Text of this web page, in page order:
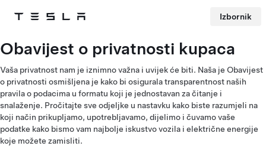
Tesla Izbornik
Obavijest o privatnosti kupaca
Vaša privatnost nam je iznimno važna i uvijek će biti. Naša je Obavijest
o privatnosti osmišljena je kako bi osigurala transparentnost naših
pravila o podacima u formatu koji je jednostavan za čitanje i
snalaženje. Pročitajte sve odjeljke u nastavku kako biste razumjeli na
koji način prikupljamo, upotrebljavamo, dijelimo i čuvamo vaše
podatke kako bismo vam najbolje iskustvo vozila i električne energije
koje možete zamisliti.